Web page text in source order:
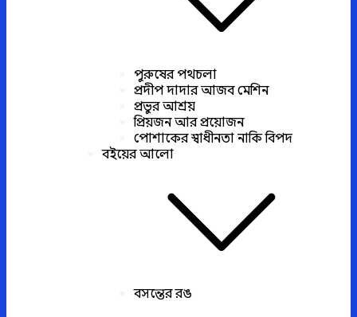
পুরুষের পথচলা
প্রদীপ দাদার আজব মেশিন
প্রভুর আশ্রয়
প্রিয়জন আর প্রয়োজন
পোশাকের স্বাধীনতা নাকি বিপদ
বইয়ের আলো
বসন্তের রঙ